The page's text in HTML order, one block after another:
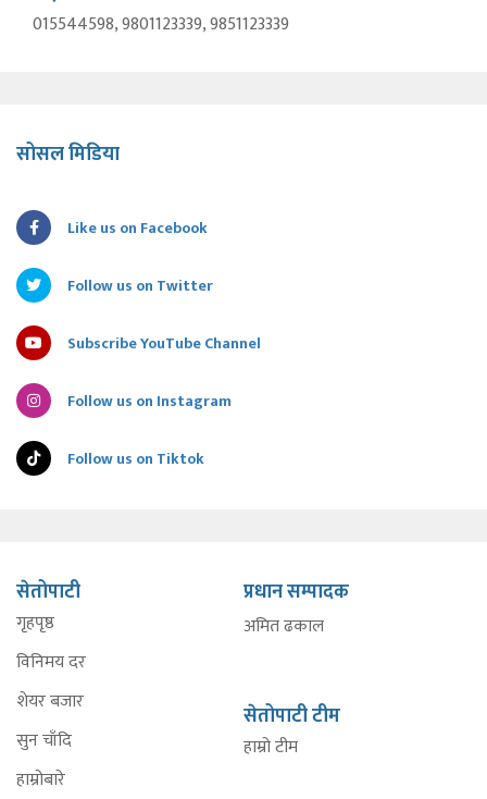
015544598, 9801123339, 9851123339
सोसल मिडिया
Like us on Facebook
Follow us on Twitter
Subscribe YouTube Channel
Follow us on Instagram
Follow us on Tiktok
सेतोपाटी
गृहपृष्ठ
विनिमय दर
शेयर बजार
सुन चाँदि
हाम्रोबारे
प्रधान सम्पादक
अमित ढकाल
सेतोपाटी टीम
हाम्रो टीम